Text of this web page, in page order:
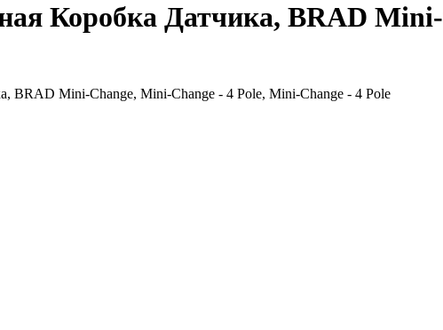
Коробка Датчика, BRAD